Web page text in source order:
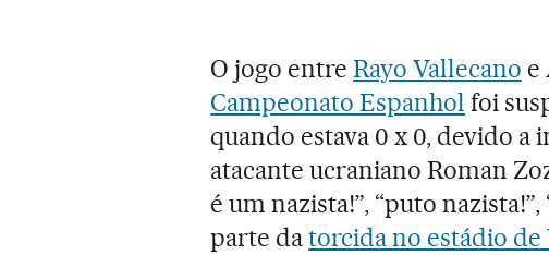
O jogo entreRayo Vallecano e
Campeonato Espanhol foi
quando estava 0 x 0, devido
atacante ucraniano Roman
é um nazista!”, “puto
parte datorcida no estádio de